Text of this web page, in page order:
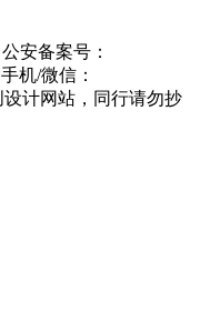
公安备案号：
手机/微信：
计网站，同行请勿抄